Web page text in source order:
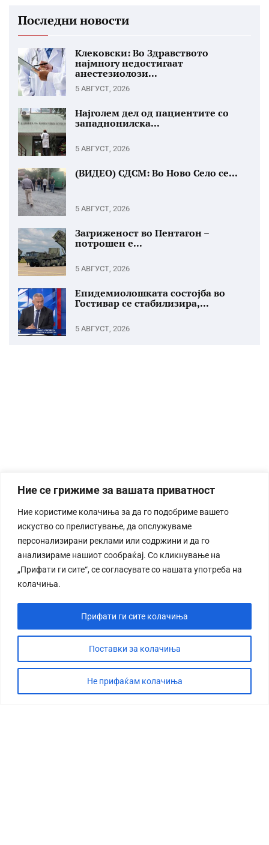
Ние се грижиме за вашата приватност
Ние користиме колачиња за да го подобриме вашето
искуство со прелистување, да опслужуваме
персонализирани реклами или содржини и да го
анализираме нашиот сообраќај. Со кликнување на
„Прифати ги сите“, се согласувате со нашата употреба на
колачиња.
Поставки за колачиња
Не прифаќам колачиња
Прифати ги сите колачиња
Последни новости
Клековски: Во Здравството
најмногу недостигаат
анестезиолози...
5 АВГУСТ, 2026
Најголем дел од пациентите со
западнонилска...
5 АВГУСТ, 2026
(ВИДЕО) СДСМ: Во Ново Село се...
5 АВГУСТ, 2026
Загриженост во Пентагон –
потрошен е...
5 АВГУСТ, 2026
Епидемиолошката состојба во
Гостивар се стабилизира,...
5 АВГУСТ, 2026